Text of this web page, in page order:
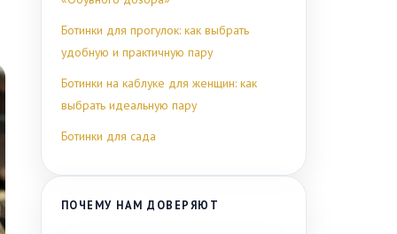
Ботинки для прогулок: как выбрать
удобную и практичную пару
Ботинки на каблуке для женщин: как
выбрать идеальную пару
Ботинки для сада
ПОЧЕМУ НАМ ДОВЕРЯЮТ